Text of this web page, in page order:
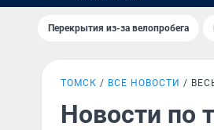
Перекрытия из-за велопробега
ТОМСК ВСЕ НОВОСТИ
Новости по